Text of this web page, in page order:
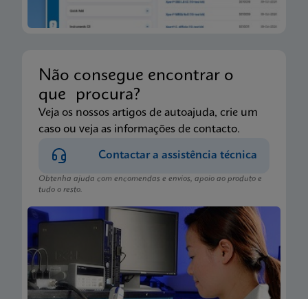
Não consegue encontrar o
que procura?
Veja os nossos artigos de autoajuda, crie um
caso ou veja as informações de contacto.
Contactar a assistência técnica
Obtenha ajuda com encomendas e envios, apoio ao produto e
tudo o resto.